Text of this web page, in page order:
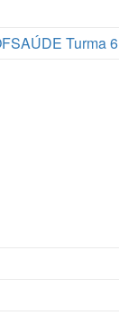
Turma 6